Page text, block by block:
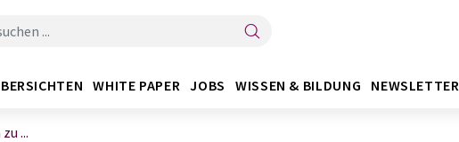
WHITE PAPER JOBS WISSEN & BILDUNG NEWSLETTER
...